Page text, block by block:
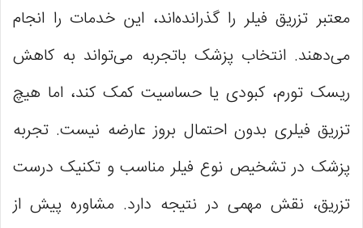
معتبر تزریق فیلر را گذرانده‌اند، این خدمات را انجام
می‌دهند. انتخاب پزشک باتجربه می‌تواند به کاهش
ریسک تورم، کبودی یا حساسیت کمک کند، اما هیچ
تزریق فیلری بدون احتمال بروز عارضه نیست. تجربه
پزشک در تشخیص نوع فیلر مناسب و تکنیک درست
تزریق، نقش مهمی در نتیجه دارد. مشاوره پیش از